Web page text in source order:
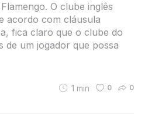
O clube inglês
acordo com cláusula
fica claro que o clube do
de um jogador que possa
1 min 0 0